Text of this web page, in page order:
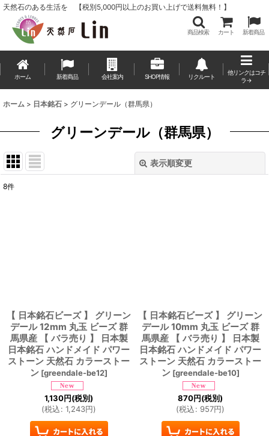
天然石のある生活を 【税別5,000円以上のお買い上げで送料無料！】
商品検索 カート 新着商品
ホーム 新着商品 会社案内 SHOP情報 リクルート
他リンクはコチ
ラ→
ホーム > 日本銘石 > グリーンデール（群馬県）
グリーンデール（群馬県）
表示順変更
8件
【 日本銘石ビーズ 】 グリーン
デール 12mm 丸玉 ビーズ 群
馬県産 【 バラ売り 】 日本製
日本銘石 ハンドメイド パワー
ストーン 天然石 カラーストー
ン [greendale-be12]
1,130円(税別)
(税込: 1,243円)
【 日本銘石ビーズ 】 グリーン
デール 10mm 丸玉 ビーズ 群
馬県産 【 バラ売り 】 日本製
日本銘石 ハンドメイド パワー
ストーン 天然石 カラーストー
ン [greendale-be10]
870円(税別)
(税込: 957円)